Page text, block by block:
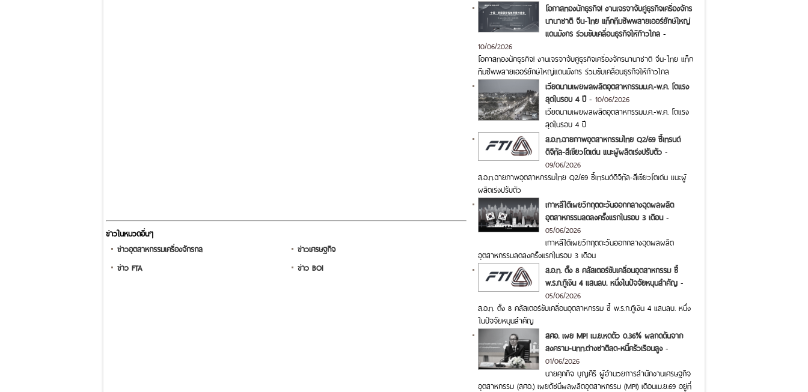
โอกาสทองนักธุรกิจ! งานเจรจาจับคู่ธุรกิจเครื่องจักร
นานาชาติ จีน-ไทย แท็กทีมซัพพลายเออร์ยักษ์ใหญ่
แดนมังกร ร่วมขับเคลื่อนธุรกิจให้ก้าวไกล -
10/06/2026
โอกาสทองนักธุรกิจ! งานเจรจาจับคู่ธุรกิจเครื่องจักรนานาชาติ จีน-ไทย แท็ก
ทีมซัพพลายเออร์ยักษ์ใหญ่แดนมังกร ร่วมขับเคลื่อนธุรกิจให้ก้าวไกล
เวียดนามเผยผลผลิตอุตสาหกรรมม.ค.-พ.ค. โตแรง
สุดในรอบ 4 ปี- 10/06/2026
เวียดนามเผยผลผลิตอุตสาหกรรมม.ค.-พ.ค. โตแรง
สุดในรอบ 4 ปี
ส.อ.ท.ฉายภาพอุตสาหกรรมไทย Q2/69 ชี้เทรนด์
ดิจิทัล-สีเขียวโตเด่น แนะผู้ผลิตเร่งปรับตัว -
09/06/2026
ส.อ.ท.ฉายภาพอุตสาหกรรมไทย Q2/69 ชี้เทรนด์ดิจิทัล-สีเขียวโตเด่น แนะผู้
ผลิตเร่งปรับตัว
เกาหลีใต้เผยวิกฤตตะวันออกกลางฉุดผลผลิต
อุตสาหกรรมลดลงครั้งแรกในรอบ 3 เดือน-
05/06/2026
เกาหลีใต้เผยวิกฤตตะวันออกกลางฉุดผลผลิต
อุตสาหกรรมลดลงครั้งแรกในรอบ 3 เดือน
ส.อ.ท. ตั้ง 8 คลัสเตอร์ขับเคลื่อนอุตสาหกรรม ชี้
พ.ร.ก.กู้เงิน 4 แสนลบ. หนึ่งในปัจจัยหนุนสำคัญ -
05/06/2026
ส.อ.ท. ตั้ง 8 คลัสเตอร์ขับเคลื่อนอุตสาหกรรม ชี้ พ.ร.ก.กู้เงิน 4 แสนลบ. หนึ่ง
ในปัจจัยหนุนสำคัญ
สศอ. เผย MPI เม.ย.หดตัว 0.36% ผลกดดันจาก
สงคราม-นทท.ต่างชาติลด-หนี้ครัวเรือนสูง-
01/06/2026
นายศุภกิจ บุญศิริ ผู้อำนวยการสำนักงานเศรษฐกิจ
อุตสาหกรรม (สศอ.) เผยดัชนีผลผลิตอุตสาหกรรม (MPI) เดือนเม.ย.69 อยู่ที่
ข่าวในหมวดอื่นๆ
ข่าวอุตสาหกรรมเครื่องจักรกล
ข่าวเศรษฐกิจ
ข่าว FTA
ข่าว BOI